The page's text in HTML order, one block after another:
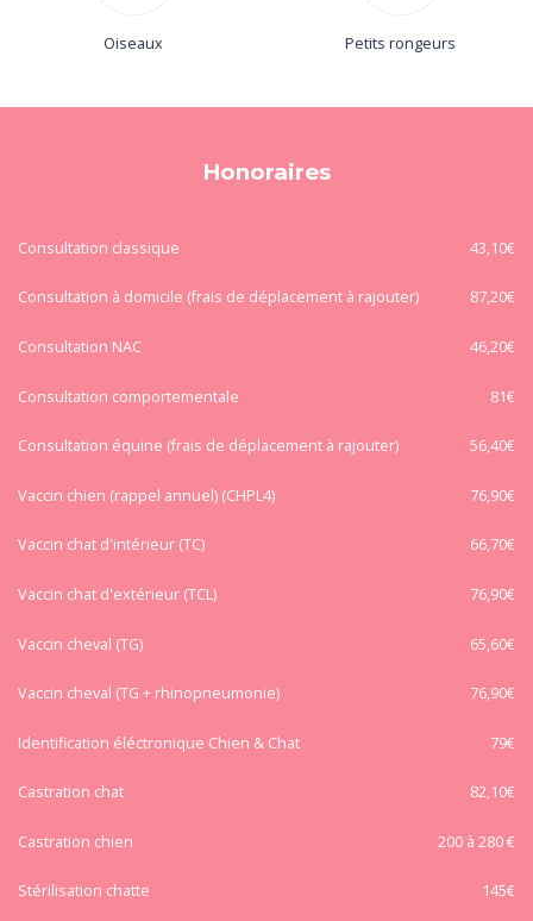
Oiseaux Petits rongeurs
Honoraires
Consultation classique 43,10€
Consultation à domicile (frais de déplacement à rajouter) 87,20€
Consultation NAC 46,20€
Consultation comportementale 81€
Consultation équine (frais de déplacement à rajouter) 56,40€
Vaccin chien (rappel annuel) (CHPL4) 76,90€
Vaccin chat d'intérieur (TC) 66,70€
Vaccin chat d'extérieur (TCL) 76,90€
Vaccin cheval (TG) 65,60€
Vaccin cheval (TG + rhinopneumonie) 76,90€
Identification éléctronique Chien & Chat 79€
Castration chat 82,10€
Castration chien 200 à 280 €
Stérilisation chatte 145€